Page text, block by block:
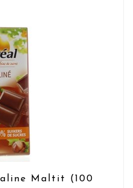
Maltit (100